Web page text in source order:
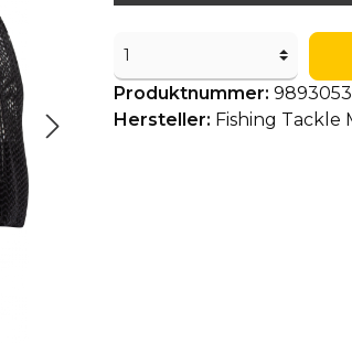
Produktnummer: 9893053
Hersteller: Fishing Tackle